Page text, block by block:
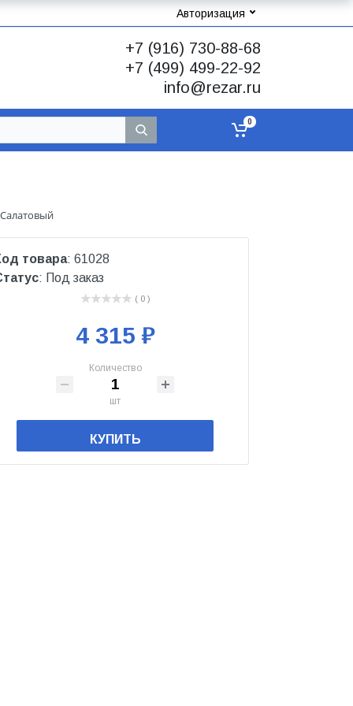
Авторизация
+7 (916) 730-88-68
+7 (499) 499-22-92
info@rezar.ru
0
товара: 61028
: Под заказ
( 0 )
4 315 ₽
Количество
шт
КУПИТЬ